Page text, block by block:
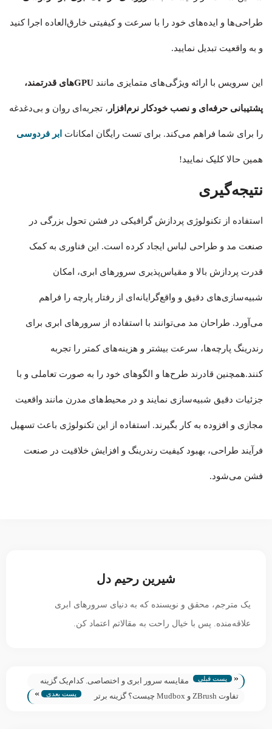
طراحی‌ها و ایده‌های خود را با سرعت و کیفیتی خارق‌العاده اجرا کنید
و به واقعیت تبدیل نمایید.
این سرویس با ارائه ویژگی‌های متمایزی مانند GPUهای قدرتمند،
پشتیبانی حرفه‌ای و نصب خودکار نرم‌افزار ، تجربه‌ای روان و بی‌دغدغه
را برای شما فراهم می‌کند. برای تست رایگان امکانات ابر فردوسی
همین حالا کلیک نمایید!
نتیجه‌گیری
استفاده از تکنولوژی پردازش گرافیکی در فشن تحول بزرگی در
صنعت مد و طراحی لباس ایجاد کرده است. این فناوری به کمک
قدرت پردازش بالا و مقیاس‌پذیری سرورهای ابری، امکان
شبیه‌سازی‌های دقیق و واقع‌گرایانه‌ای از رفتار پارچه را فراهم
می‌آورد. طراحان مد می‌توانند با استفاده از سرورهای ابری برای
رندرینگ پارچه‌ها، سرعت بیشتر و هزینه‌های کمتر را تجربه
کنند.همچنین قادرند طرح‌ها و الگوهای خود را به صورت تعاملی و با
جزئیات دقیق شبیه‌سازی نمایند و در محیط‌های مدرن مانند واقعیت
مجازی و افزوده به کار بگیرند. استفاده از این تکنولوژی باعث تسهیل
فرآیند طراحی، بهبود کیفیت رندرینگ و افزایش خلاقیت در صنعت
فشن می‌شود.
شیرین رحیم دل
یک مترجم، محقق و نویسنده که به دنیای سرورهای ابری
علاقه‌منده. پس با خیال راحت به مقالاتم اعتماد کن.
« پست قبلی
مقایسه سرور ابری و اختصاصی. کدام‌یک گزینه
مناسب‌تری برای شماست؟
تفاوت ZBrush و Mudbox چیست؟ گزینه برتر
پست بعدی »